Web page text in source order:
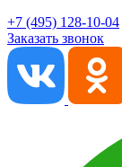
+7 (495) 128-10-04
Заказать звонок